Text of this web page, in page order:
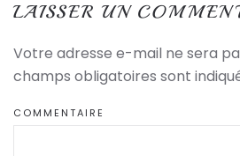
LAISSER UN
Votre adresse e-mail ne sera
champs obligatoires sont
COMMENTAIRE